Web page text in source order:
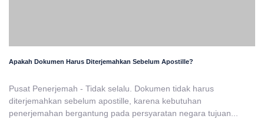
Apakah Dokumen Harus Diterjemahkan Sebelum Apostille?
Pusat Penerjemah - Tidak selalu. Dokumen tidak harus
diterjemahkan sebelum apostille, karena kebutuhan
penerjemahan bergantung pada persyaratan negara tujuan...